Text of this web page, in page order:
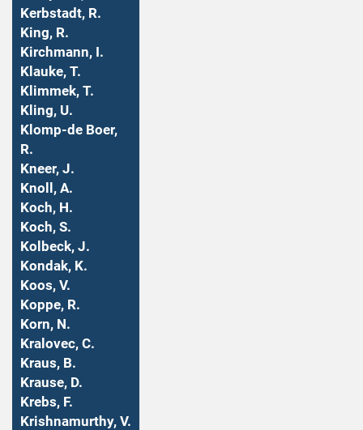
Kerbstadt, R.
King, R.
Kirchmann, I.
Klauke, T.
Klimmek, T.
Kling, U.
Klomp-de Boer,
R.
Kneer, J.
Knoll, A.
Koch, H.
Koch, S.
Kolbeck, J.
Kondak, K.
Koos, V.
Koppe, R.
Korn, N.
Kralovec, C.
Kraus, B.
Krause, D.
Krebs, F.
Krishnamurthy, V.